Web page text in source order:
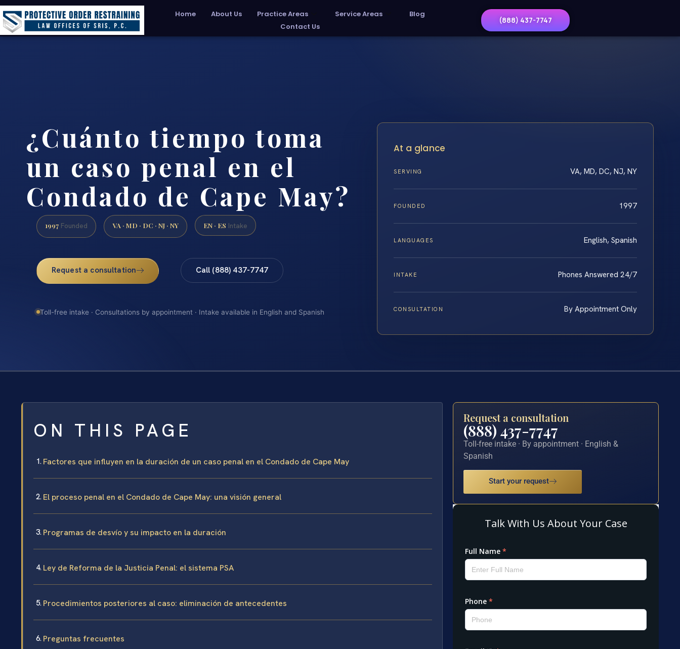
Home About Us Practice Areas Service Areas
Blog
Contact Us
(888) 437-7747
¿Cuánto tiempo toma
un caso penal en el
Condado de Cape May?
1997 Founded VA · MD · DC · NJ · NY EN · ES Intake
Request a consultation Call (888) 437-7747
Toll-free intake · Consultations by appointment · Intake available in English and Spanish
At a glance
SERVING VA, MD, DC, NJ, NY
FOUNDED 1997
LANGUAGES English, Spanish
INTAKE Phones Answered 24/7
CONSULTATION By Appointment Only
ON THIS PAGE
Factores que influyen en la duración de un caso penal en el Condado de Cape May
El proceso penal en el Condado de Cape May: una visión general
Programas de desvío y su impacto en la duración
Ley de Reforma de la Justicia Penal: el sistema PSA
Procedimientos posteriores al caso: eliminación de antecedentes
Preguntas frecuentes
Request a consultation
(888) 437-7747
Toll-free intake · By appointment · English &
Spanish
Start your request